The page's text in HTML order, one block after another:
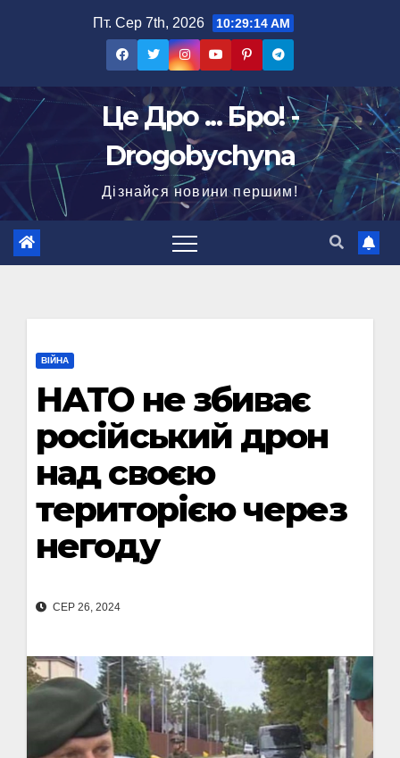
Пт. Сер 7th, 2026 10:29:15 AM
Це Дро ... Бро! -
Drogobychyna
Дізнайся новини першим!
ВІЙНА
НАТО не збиває
російський дрон
над своєю
територією через
негоду
СЕР 26, 2024